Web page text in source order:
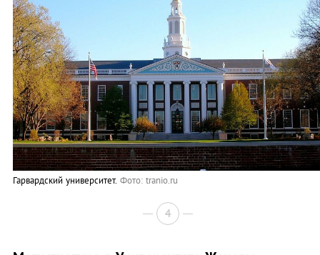
Гарвардский университет. Фото: tranio.ru
4